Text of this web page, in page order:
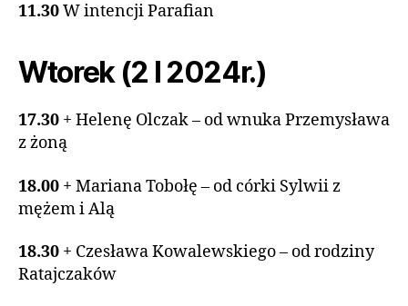
11.30W intencji Parafian
Wtorek (2 I 2024r.)
17.30 + Helenę Olczak – od wnuka Przemysława
z żoną
18.00 + Mariana Tobołę – od córki Sylwii z
mężem i Alą
18.30 + Czesława Kowalewskiego – od rodziny
Ratajczaków